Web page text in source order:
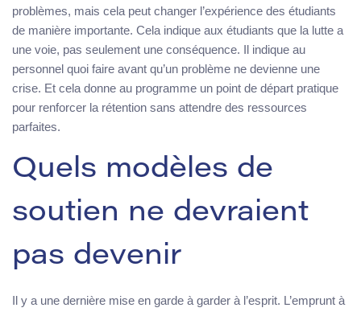
problèmes, mais cela peut changer l’expérience des étudiants
de manière importante. Cela indique aux étudiants que la lutte a
une voie, pas seulement une conséquence. Il indique au
personnel quoi faire avant qu’un problème ne devienne une
crise. Et cela donne au programme un point de départ pratique
pour renforcer la rétention sans attendre des ressources
parfaites.
Quels modèles de
soutien ne devraient
pas devenir
Il y a une dernière mise en garde à garder à l’esprit. L’emprunt à